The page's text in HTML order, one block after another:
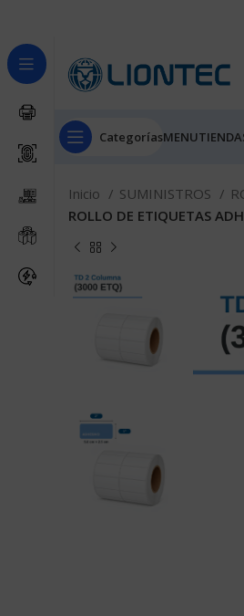
CategoríasMENU
Inicio SUMINISTROS
ROLLO DE ETIQUETAS